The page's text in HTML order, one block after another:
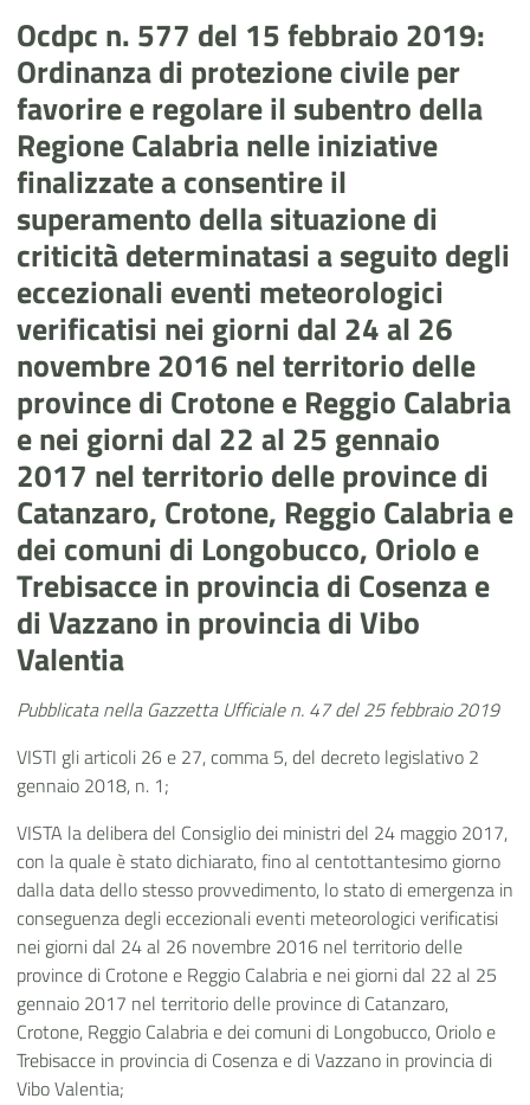
Ocdpc n. 577 del 15 febbraio 2019:
Ordinanza di protezione civile per
favorire e regolare il subentro della
Regione Calabria nelle iniziative
finalizzate a consentire il
superamento della situazione di
criticità determinatasi a seguito degli
eccezionali eventi meteorologici
verificatisi nei giorni dal 24 al 26
novembre 2016 nel territorio delle
province di Crotone e Reggio Calabria
e nei giorni dal 22 al 25 gennaio
2017 nel territorio delle province di
Catanzaro, Crotone, Reggio Calabria e
dei comuni di Longobucco, Oriolo e
Trebisacce in provincia di Cosenza e
di Vazzano in provincia di Vibo
Valentia
Pubblicata nella Gazzetta Ufficiale n. 47 del 25 febbraio 2019
VISTI gli articoli 26 e 27, comma 5, del decreto legislativo 2
gennaio 2018, n. 1;
VISTA la delibera del Consiglio dei ministri del 24 maggio 2017,
con la quale è stato dichiarato, fino al centottantesimo giorno
dalla data dello stesso provvedimento, lo stato di emergenza in
conseguenza degli eccezionali eventi meteorologici verificatisi
nei giorni dal 24 al 26 novembre 2016 nel territorio delle
province di Crotone e Reggio Calabria e nei giorni dal 22 al 25
gennaio 2017 nel territorio delle province di Catanzaro,
Crotone, Reggio Calabria e dei comuni di Longobucco, Oriolo e
Trebisacce in provincia di Cosenza e di Vazzano in provincia di
Vibo Valentia;